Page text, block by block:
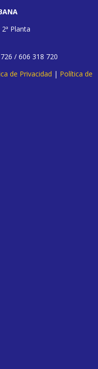
Planta
/ 606 318 720
de Privacidad | Política de